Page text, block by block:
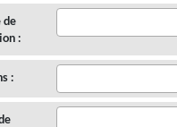
de
:
: